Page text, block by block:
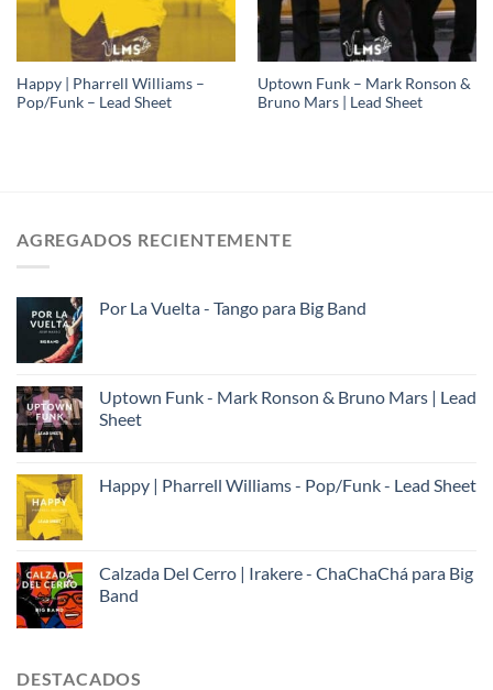
Happy | Pharrell Williams –
Pop/Funk – Lead Sheet
Uptown Funk – Mark Ronson &
Bruno Mars | Lead Sheet
AGREGADOS RECIENTEMENTE
Por La Vuelta - Tango para Big Band
Uptown Funk - Mark Ronson & Bruno Mars | Lead
Sheet
Happy | Pharrell Williams - Pop/Funk - Lead Sheet
Calzada Del Cerro | Irakere - ChaChaChá para Big
Band
DESTACADOS